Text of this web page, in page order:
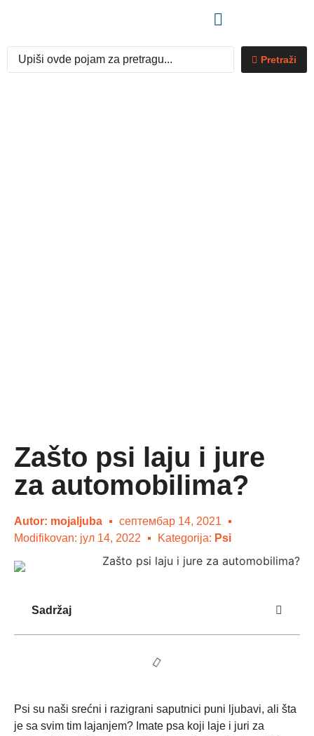
Pretraži
Zašto psi laju i jure
za automobilima?
Autor: mojaljuba
септембар 14, 2021
Modifikovan: јул 14, 2022
Kategorija: Psi
Sadržaj
Psi su naši srećni i razigrani saputnici puni ljubavi, ali šta
je sa svim tim lajanjem? Imate psa koji laje i juri za